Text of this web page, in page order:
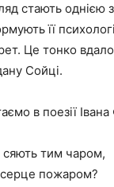
стають однією
її
Це тонко
Сойці.
в поезії
сяють тим чаром,
пожаром?